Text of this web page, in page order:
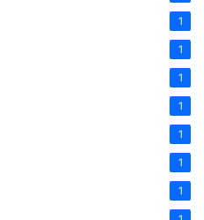
1
1
1
1
1
1
1